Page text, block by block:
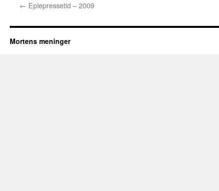
← Eplepressetid – 2009
Mortens meninger